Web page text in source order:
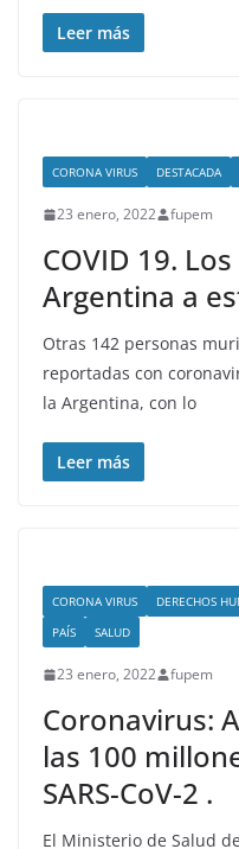
Leer más
CORONA VIRUS DESTACADA
23 enero, 2022 fupem
COVID 19.
Argentina a
Otras 142 personas
reportadas con
la Argentina, con lo
Leer más
CORONA VIRUS DERECHOS
PAÍS
SALUD
23 enero, 2022 fupem
Coronavirus:
las 100
SARS-CoV-2 .
El Ministerio de Salud